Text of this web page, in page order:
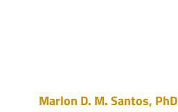
Marlon D. M. Santos, PhD